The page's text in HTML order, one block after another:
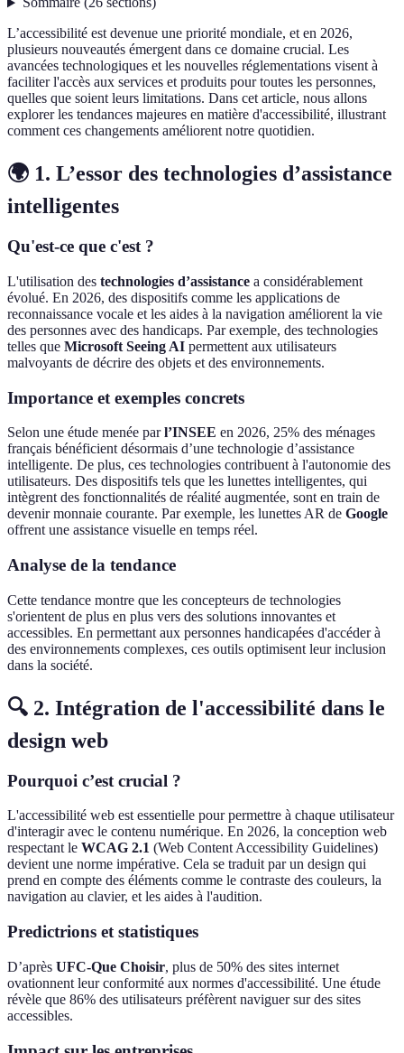
L’accessibilité est devenue une priorité mondiale, et en 2026,
plusieurs nouveautés émergent dans ce domaine crucial. Les
avancées technologiques et les nouvelles réglementations visent à
faciliter l'accès aux services et produits pour toutes les personnes,
quelles que soient leurs limitations. Dans cet article, nous allons
explorer les tendances majeures en matière d'accessibilité, illustrant
comment ces changements améliorent notre quotidien.
🌍 1. L’essor des technologies d’assistance
intelligentes
Qu'est-ce que c'est ?
L'utilisation des technologies d’assistance a considérablement
évolué. En 2026, des dispositifs comme les applications de
reconnaissance vocale et les aides à la navigation améliorent la vie
des personnes avec des handicaps. Par exemple, des technologies
telles que Microsoft Seeing AI permettent aux utilisateurs
malvoyants de décrire des objets et des environnements.
Importance et exemples concrets
Selon une étude menée parl’INSEE en 2026, 25% des ménages
français bénéficient désormais d’une technologie d’assistance
intelligente. De plus, ces technologies contribuent à l'autonomie des
utilisateurs. Des dispositifs tels que les lunettes intelligentes, qui
intègrent des fonctionnalités de réalité augmentée, sont en train de
devenir monnaie courante. Par exemple, les lunettes AR de Google
offrent une assistance visuelle en temps réel.
Analyse de la tendance
Cette tendance montre que les concepteurs de technologies
s'orientent de plus en plus vers des solutions innovantes et
accessibles. En permettant aux personnes handicapées d'accéder à
des environnements complexes, ces outils optimisent leur inclusion
dans la société.
🔍 2. Intégration de l'accessibilité dans le
design web
Pourquoi c’est crucial ?
L'accessibilité web est essentielle pour permettre à chaque utilisateur
d'interagir avec le contenu numérique. En 2026, la conception web
respectant le WCAG 2.1 (Web Content Accessibility Guidelines)
devient une norme impérative. Cela se traduit par un design qui
prend en compte des éléments comme le contraste des couleurs, la
navigation au clavier, et les aides à l'audition.
Predictrions et statistiques
D’après UFC-Que Choisir, plus de 50% des sites internet
ovationnent leur conformité aux normes d'accessibilité. Une étude
révèle que 86% des utilisateurs préfèrent naviguer sur des sites
accessibles.